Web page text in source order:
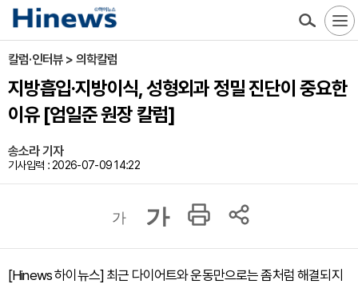
칼럼·인터뷰 > 의학칼럼
지방흡입·지방이식, 성형외과 정밀 진단이 중요한
이유 [엄일준 원장 칼럼]
송소라 기자
기사입력 : 2026-07-09 14:22
가 가
[Hinews 하이뉴스] 최근 다이어트와 운동만으로는 좀처럼 해결되지